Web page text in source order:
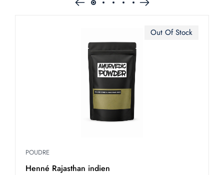
POUDRE
Poudre Broux de noix